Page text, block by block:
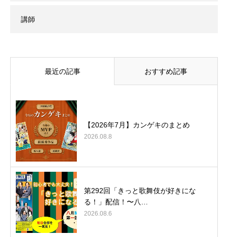
講師
最近の記事 おすすめ記事
【2026年7月】カンゲキのまとめ
2026.08.8
第292回「きっと歌舞伎が好きにな
る！」配信！〜八…
2026.08.6